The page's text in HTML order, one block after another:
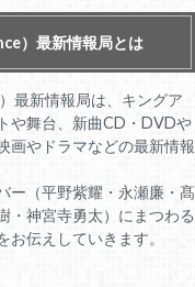
）最新情報局とは
最新情報局は、キングア
や舞台、新曲CD・DVDや
画やドラマなどの最新情報
ー（平野紫耀・永瀬廉・髙
・神宮寺勇太）にまつわる
伝えしていきます。